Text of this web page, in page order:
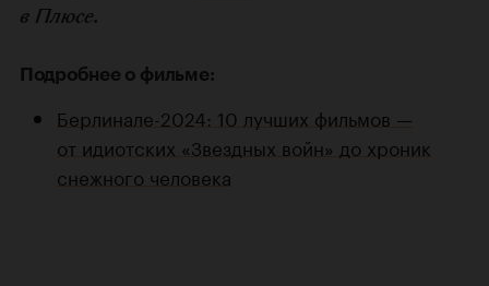
в Плюсе.
Подробнее о фильме:
Берлинале-2024: 10 лучших фильмов —
от идиотских «Звездных войн» до хроник
снежного человека